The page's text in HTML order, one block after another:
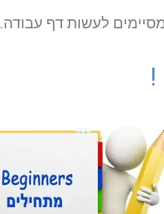
לעשות דף עבודה.